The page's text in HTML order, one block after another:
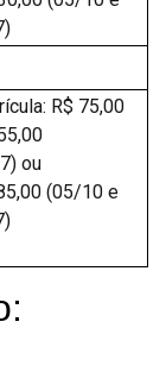
R$ 75,00
ou
(05/10 e